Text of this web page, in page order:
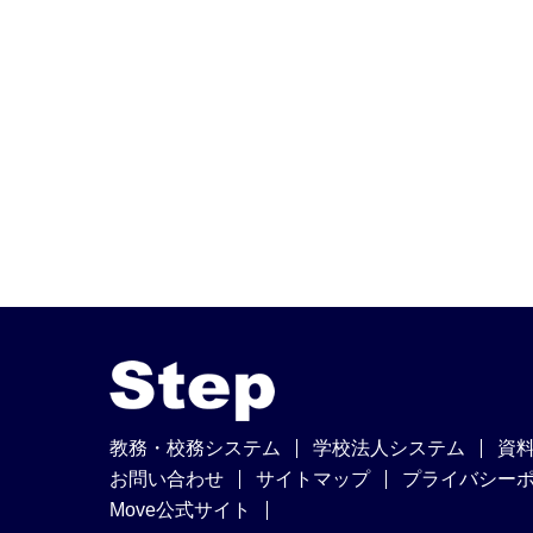
教務・校務システム 学校法人システム
資
お問い合わせ
サイトマップ
プライバシー
Move公式サイト